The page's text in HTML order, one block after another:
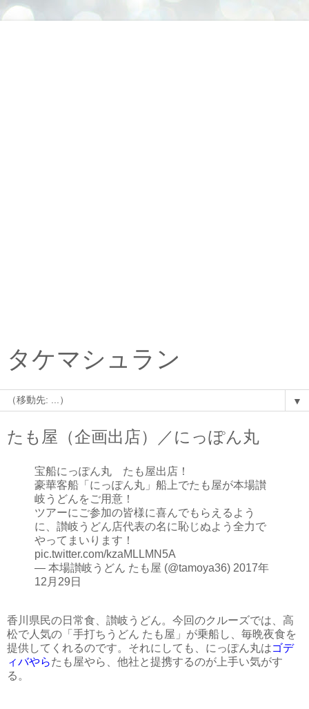
タケマシュラン
▼
たも屋（企画出店）／にっぽん丸
宝船にっぽん丸 たも屋出店！
豪華客船「にっぽん丸」船上でたも屋が本場讃
岐うどんをご用意！
ツアーにご参加の皆様に喜んでもらえるよう
に、讃岐うどん店代表の名に恥じぬよう全力で
やってまいります！
pic.twitter.com/kzaMLLMN5A
— 本場讃岐うどん たも屋 (@tamoya36) 2017年
12月29日
香川県民の日常食、讃岐うどん。今回のクルーズでは、高
松で人気の「手打ちうどん たも屋」が乗船し、毎晩夜食を
提供してくれるのです。それにしても、にっぽん丸はゴデ
ィバやらたも屋やら、他社と提携するのが上手い気がす
る。